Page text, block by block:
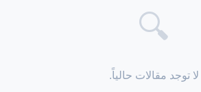
🔍
لا توجد مقالات حالياً.